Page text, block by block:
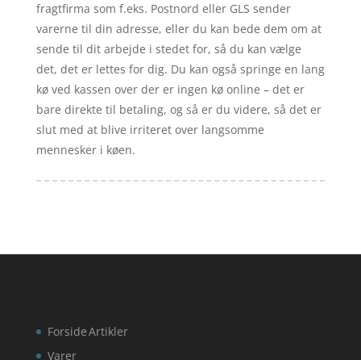
fragtfirma som f.eks. Postnord eller GLS sender
varerne til din adresse, eller du kan bede dem om at
sende til dit arbejde i stedet for, så du kan vælge
det, det er lettes for dig. Du kan også springe en lang
kø ved kassen over der er ingen kø online – det er
bare direkte til betaling, og så er du videre, så det er
slut med at blive irriteret over langsomme
mennesker i køen.
Forside
Varer
Artikler